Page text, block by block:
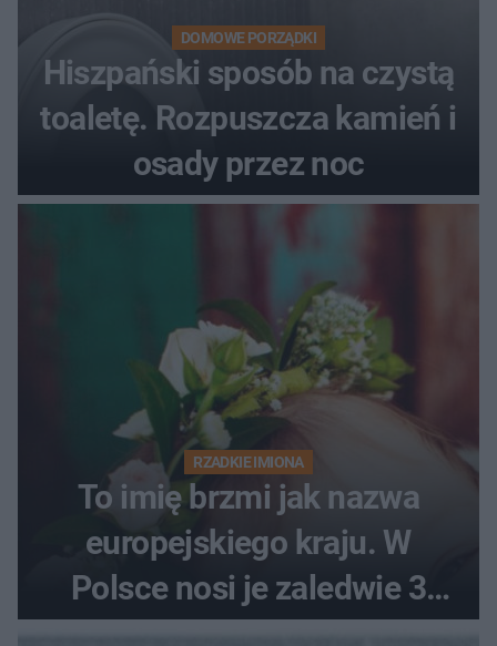
DOMOWE PORZĄDKI
Hiszpański sposób na czystą
toaletę. Rozpuszcza kamień i
osady przez noc
RZADKIE IMIONA
To imię brzmi jak nazwa
europejskiego kraju. W
Polsce nosi je zaledwie 3
kobiety